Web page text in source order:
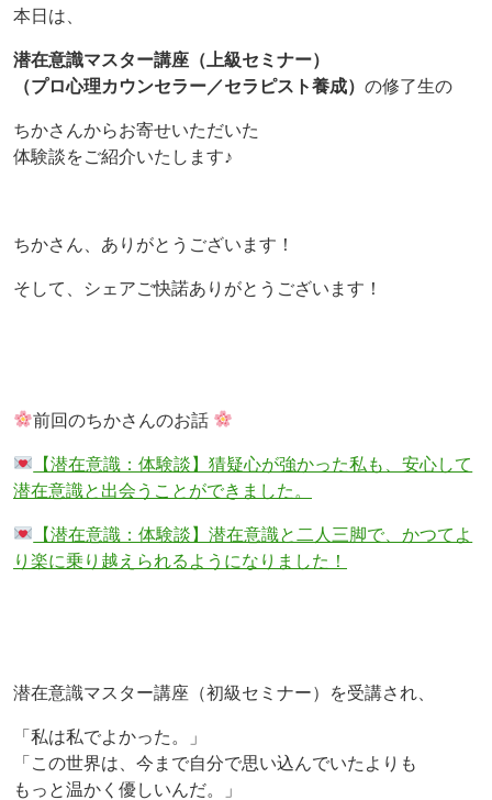
本日は、
潜在意識マスター講座（上級セミナー）
（プロ心理カウンセラー／セラピスト養成） の修了生の
ちかさんからお寄せいただいた
体験談をご紹介いたします♪
ちかさん、ありがとうございます！
そして、シェアご快諾ありがとうございます！
前回のちかさんのお話
【潜在意識：体験談】猜疑心が強かった私も、安心して
潜在意識と出会うことができました。
【潜在意識：体験談】潜在意識と二人三脚で、かつてよ
り楽に乗り越えられるようになりました！
潜在意識マスター講座（初級セミナー）を受講され、
「私は私でよかった。」
「この世界は、今まで自分で思い込んでいたよりも
もっと温かく優しいんだ。」